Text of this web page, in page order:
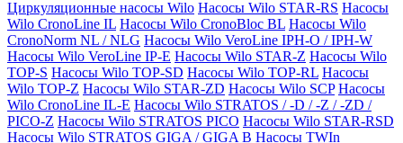
Циркуляционные насосы Wilo Насосы Wilo STAR-RS Насосы
Wilo CronoLine IL Насосы Wilo CronoBloc BL Насосы Wilo
CronoNorm NL / NLG Насосы Wilo VeroLine IPH-O / IPH-W
Насосы Wilo VeroLine IP-E Насосы Wilo STAR-Z Насосы Wilo
TOP-S Насосы Wilo TOP-SD Насосы Wilo TOP-RL Насосы
Wilo TOP-Z Насосы Wilo STAR-ZD Насосы Wilo SCP Насосы
Wilo CronoLine IL-E Насосы Wilo STRATOS / -D / -Z / -ZD /
PICO-Z Насосы Wilo STRATOS PICO Насосы Wilo STAR-RSD
Насосы Wilo STRATOS GIGA / GIGA B Насосы TWIn